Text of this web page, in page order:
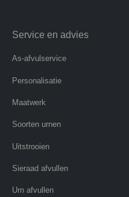
Service en advies
As-afvulservice
Personalisatie
Maatwerk
Soorten urnen
Uitstrooien
Sieraad afvullen
Urn afvullen